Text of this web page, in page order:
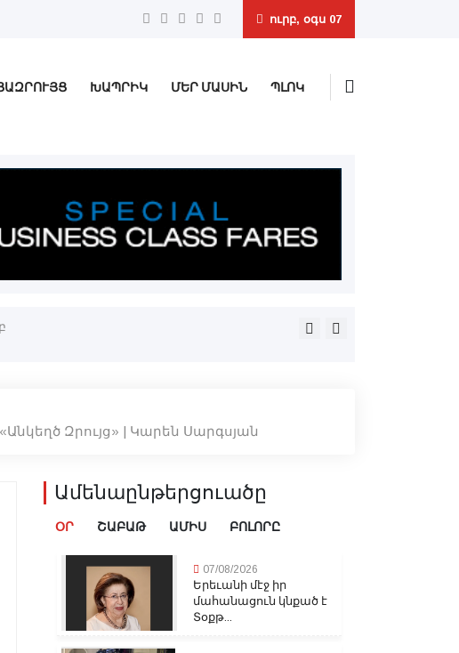
ուրբ, օգս 07
ԽԱՊՐԻԿ ՄԵՐ ՄԱՍԻՆ
ՊԼՈԿ
Երեւանի մէջ իր
Զրույց» | Կարեն Սարգսյան
Ամենաընթերցուածը
ՕՐ ՇԱԲԱԹ ԱՄԻՍ ԲՈԼՈՐԸ
07/08/2026
Երեւանի մէջ իր
մահանացուն կնքած է
Տօքթ...